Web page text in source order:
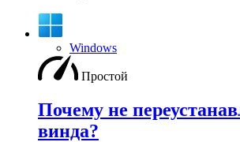
Windows
Простой
Почему не
винда?